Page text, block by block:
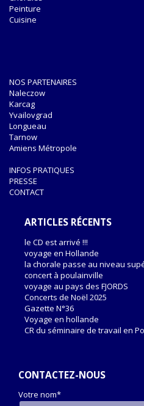
Peinture
Cuisine
NOS PARTENAIRES
Naleczow
Karcag
Yvailovgrad
Longueau
Tarnow
Amiens Métropole
INFOS PRATIQUES
PRESSE
CONTACT
ARTICLES RÉCENTS
le CD est arrivé !!!
voyage en Hollande
la chorale passe au niveau
concert à poulainville
voyage au pays des FJORDS
Concerts de Noël 2025
Gazette N°36
Voyage en hollande
CR du séminaire de travail en
CONTACTEZ-NOUS
Votre nom*